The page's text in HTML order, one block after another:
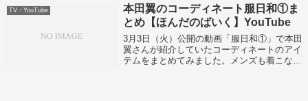
TV・YouTube
本田翼のコーディネート服日和①ま
とめ【ほんだのばいく】YouTube
3月3日（火）公開の動画「服日和①」で本田
翼さんが紹介していたコーディネートのアイ
テムをまとめてみました。メンズも着こなす